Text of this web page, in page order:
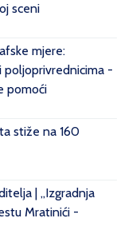
sceni
mjere:
poljoprivrednicima -
pomoći
stiže na 160
| „Izgradnja
Mratinići -